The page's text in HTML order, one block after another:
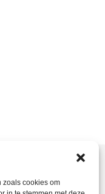
zoals cookies om